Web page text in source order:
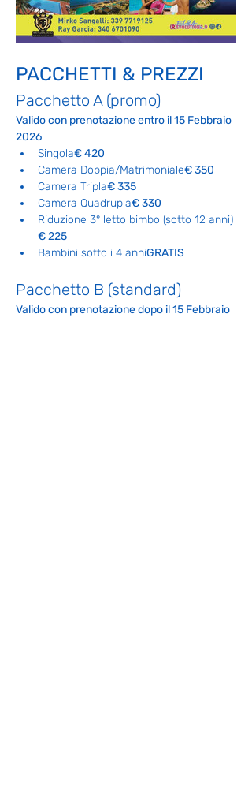
PACCHETTI & PREZZI
Pacchetto A (promo)
Valido con prenotazione entro il 15 Febbraio
2026
Singola€ 420
Camera Doppia/Matrimoniale€ 350
Camera Tripla€ 335
Camera Quadrupla€ 330
Riduzione 3° letto bimbo (sotto 12 anni)
€ 225
Bambini sotto i 4 anniGRATIS
Pacchetto B (standard)
Valido con prenotazione dopo il 15 Febbraio